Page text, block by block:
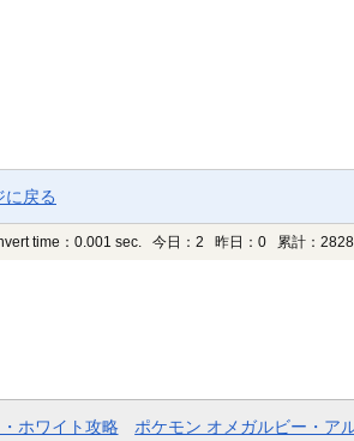
に戻る
time：0.001 sec. 今日：2 昨日：0 累計：
ホワイト攻略 ポケモン オメガルビー・ア